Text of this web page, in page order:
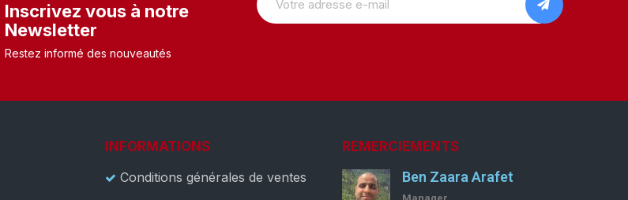
Inscrivez vous à notre
Newsletter
Restez informé des nouveautés
INFORMATIONS
Conditions générales de ventes
REMERCIEMENTS
Ben Zaara Arafet